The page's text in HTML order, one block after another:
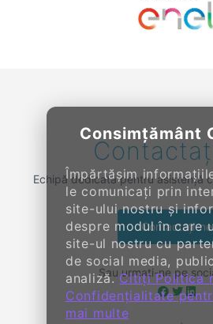
Consimțământ
Împărtășim
le comunicați prin
site-ului nostru și
despre modul în care
site-ul nostru cu
de social media,
analiză.Citiți Politica
Confidențialitate
mai multe
Echipă dedicată pentru asistență
Contactați-ne
Sau urmați-ne pe